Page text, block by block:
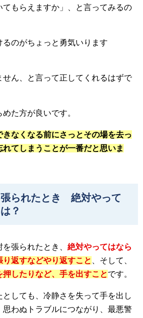
てもらえますか」、と言ってみるの
のがちょっと勇気いります
ん、と言って正してくれるはずで
た方が良いです。
なくなる前にさっとその場を去っ
てしまうことが一番だと思いま
張られたとき 絶対やって
？
張られたとき、 絶対やってはなら
り返すなどやり返すこと
、そして、
押したりなど、手を出すことです。
しても、冷静さを失って手を出し
わぬトラブルにつながり、最悪警